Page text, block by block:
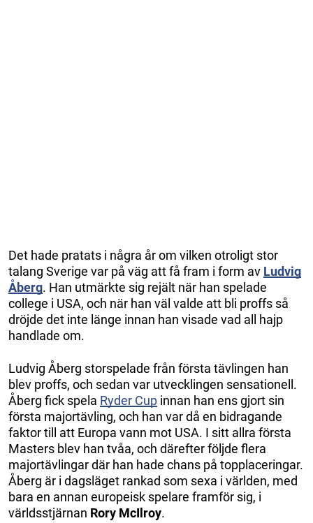
Det hade pratats i några år om vilken otroligt stor
talang Sverige var på väg att få fram i form av Ludvig
Åberg. Han utmärkte sig rejält när han spelade
college i USA, och när han väl valde att bli proffs så
dröjde det inte länge innan han visade vad all hajp
handlade om.
Ludvig Åberg storspelade från första tävlingen han
blev proffs, och sedan var utvecklingen sensationell.
Åberg fick spela Ryder Cup innan han ens gjort sin
första majortävling, och han var då en bidragande
faktor till att Europa vann mot USA. I sitt allra första
Masters blev han tvåa, och därefter följde flera
majortävlingar där han hade chans på topplaceringar.
Åberg är i dagsläget rankad som sexa i världen, med
bara en annan europeisk spelare framför sig, i
världsstjärnan Rory McIlroy.